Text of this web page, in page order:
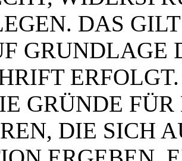
DAS
GRUNDLAGE
GRÜNDE
DIE SICH